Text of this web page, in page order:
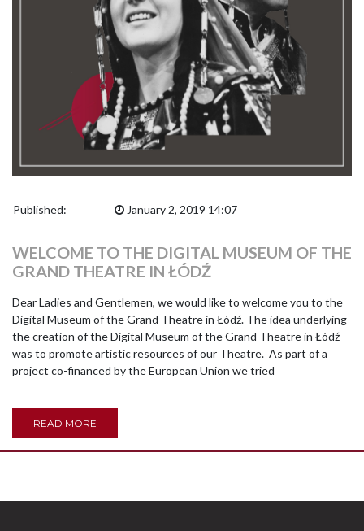
Published: January 2, 2019 14:07
WELCOME TO THE DIGITAL MUSEUM OF THE
GRAND THEATRE IN ŁÓDŹ
Dear Ladies and Gentlemen, we would like to welcome you to the
Digital Museum of the Grand Theatre in Łódź. The idea underlying
the creation of the Digital Museum of the Grand Theatre in Łódź
was to promote artistic resources of our Theatre. As part of a
project co-financed by the European Union we tried
READ MORE